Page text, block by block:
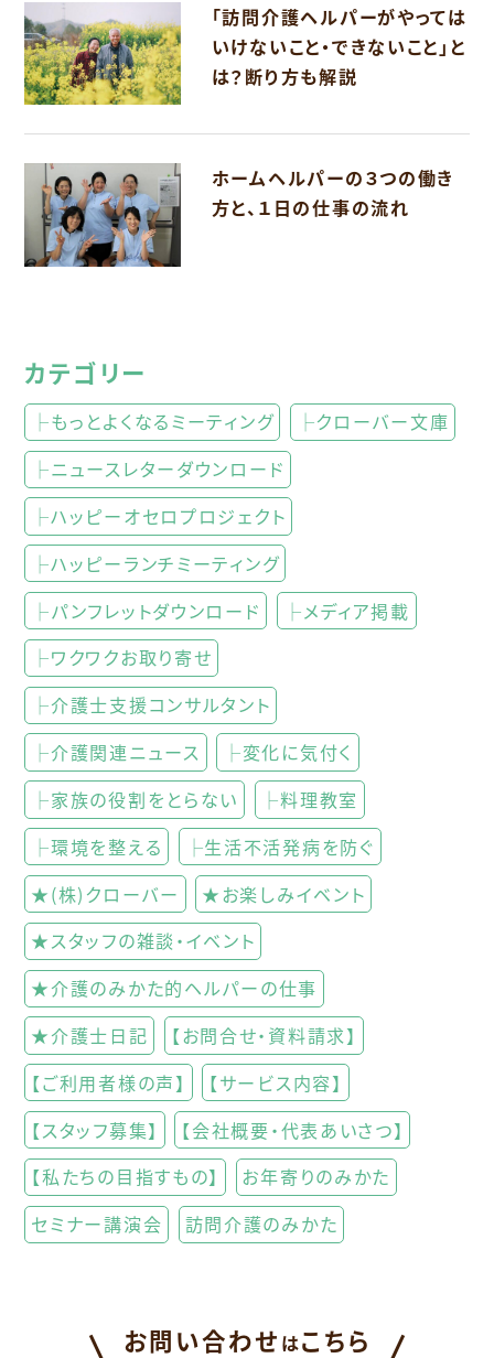
「訪問介護ヘルパーがやっては
いけないこと・できないこと」と
は？断り方も解説
ホームヘルパーの３つの働き
方と、１日の仕事の流れ
カテゴリー
├もっとよくなるミーティング
├クローバー文庫
├ニュースレターダウンロード
├ハッピーオセロプロジェクト
├ハッピーランチミーティング
├パンフレットダウンロード
├メディア掲載
├ワクワクお取り寄せ
├介護士支援コンサルタント
├介護関連ニュース
├変化に気付く
├家族の役割をとらない
├料理教室
├環境を整える
├生活不活発病を防ぐ
★(株)クローバー
★お楽しみイベント
★スタッフの雑談・イベント
★介護のみかた的ヘルパーの仕事
★介護士日記
【お問合せ・資料請求】
【ご利用者様の声】
【サービス内容】
【スタッフ募集】
【会社概要・代表あいさつ】
【私たちの目指すもの】
お年寄りのみかた
セミナー講演会
訪問介護のみかた
お問い合わせ はこちら